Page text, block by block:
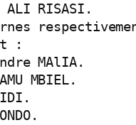
RISASI.
:
MAlIA.
MBIEL.